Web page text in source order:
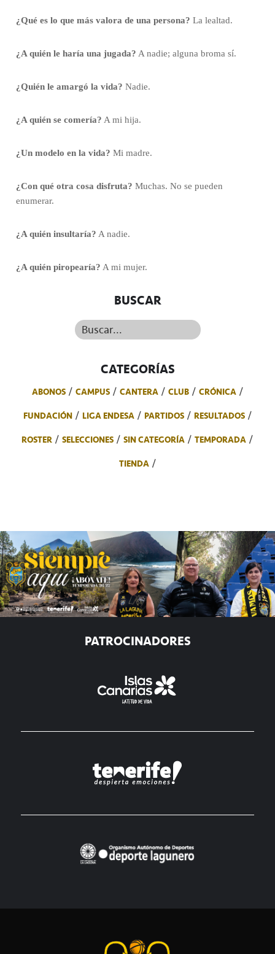
¿Qué es lo que más valora de una persona? La lealtad.
¿A quién le haría una jugada? A nadie; alguna broma sí.
¿Quién le amargó la vida? Nadie.
¿A quién se comería? A mi hija.
¿Un modelo en la vida? Mi madre.
¿Con qué otra cosa disfruta? Muchas. No se pueden
enumerar.
¿A quién insultaría? A nadie.
¿A quién piropearía? A mi mujer.
BUSCAR
Buscar...
CATEGORÍAS
ABONOS CAMPUS CANTERA CLUB
CRÓNICA
FUNDACIÓN
LIGA ENDESA PARTIDOS
RESULTADOS
ROSTER
SELECCIONES SIN CATEGORÍA
TEMPORADA
TIENDA
PATROCINADORES